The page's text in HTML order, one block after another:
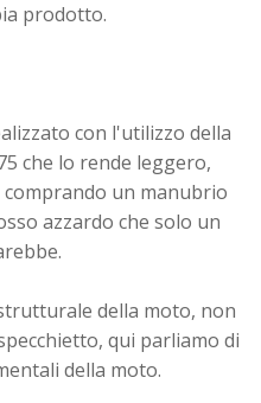
prodotto.
con l'utilizzo della
che lo rende leggero,
un manubrio
azzardo che solo un
della moto, non
qui parliamo di
della moto.